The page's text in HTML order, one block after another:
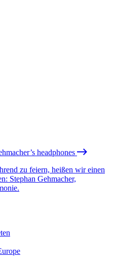
headphones
zu feiern, heißen wir einen
Stephan Gehmacher,